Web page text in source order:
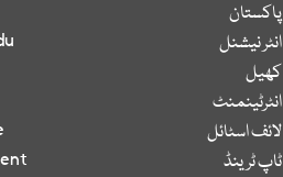
پاکستان
انٹر نیشنل
کھیل
انٹرٹینمنٹ
لائف اسٹائل
ٹاپ ٹرینڈ